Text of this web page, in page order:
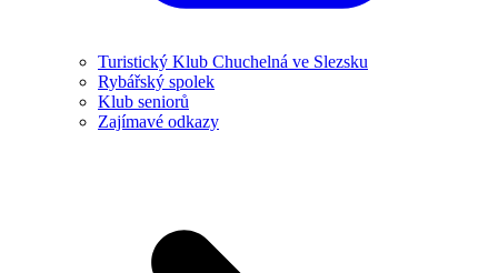
Turistický Klub Chuchelná ve Slezsku
Rybářský spolek
Klub seniorů
Zajímavé odkazy